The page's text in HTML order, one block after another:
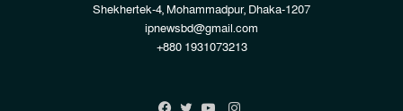
Shekhertek-4, Mohammadpur, Dhaka-1207
ipnewsbd@gmail.com
+880 1931073213